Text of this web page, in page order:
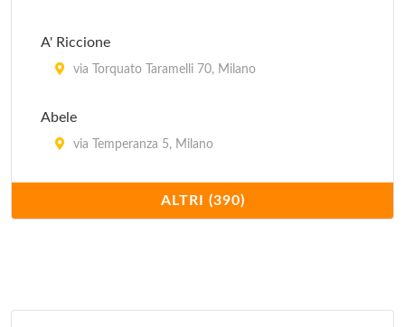
A' Riccione
via Torquato Taramelli 70, Milano
Abele
via Temperanza 5, Milano
piazza della Repubblica 17, Milano
ALTRI (390)